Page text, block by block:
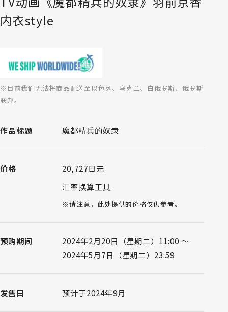
内衣style
※目前我们无法将商品配送至以色列、乌克兰、白俄罗斯、俄罗斯
联邦。
作品标题 魔都精兵的奴隶
价格
20,727日元
汇率换算工具
※请注意，此处提供的价格仅供参考。
预购期间
2024年2月20日（星期二）11:00 ～
2024年5月7日（星期二）23:59
发售日 预计于2024年9月